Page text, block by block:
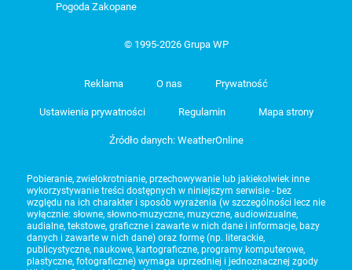
Pogoda Zakopane
© 1995-2026 Grupa WP
Reklama O nas Prywatność
Ustawienia prywatności Regulamin Mapa strony
Źródło danych: WeatherOnline
Pobieranie, zwielokrotnianie, przechowywanie lub jakiekolwiek inne
wykorzystywanie treści dostępnych w niniejszym serwisie - bez
względu na ich charakter i sposób wyrażenia (w szczególności lecz nie
wyłącznie: słowne, słowno-muzyczne, muzyczne, audiowizualne,
audialne, tekstowe, graficzne i zawarte w nich dane i informacje, bazy
danych i zawarte w nich dane) oraz formę (np. literackie,
publicystyczne, naukowe, kartograficzne, programy komputerowe,
plastyczne, fotograficzne) wymaga uprzedniej i jednoznacznej zgody